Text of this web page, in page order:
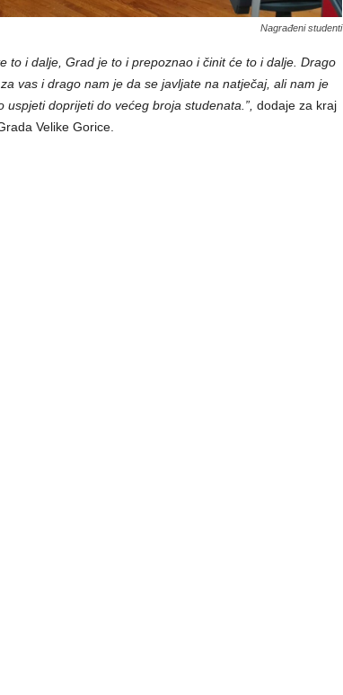
Nagrađeni studenti
to i dalje, Grad je to i prepoznao i činit će to i dalje. Drago
vas i drago nam je da se javljate na natječaj, ali nam je
doprijeti do većeg broja studenata.”, dodaje za kraj
Velike Gorice.